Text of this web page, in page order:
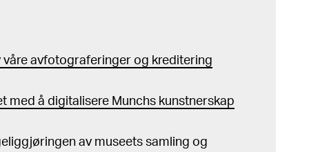
våre avfotograferinger og kreditering
med å digitalisere Munchs kunstnerskap
av museets samling og